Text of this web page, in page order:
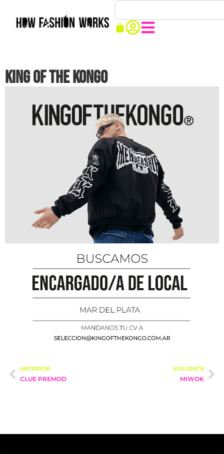
KING OF THE KONGO
ANTERIOR
CLUE PREMOD
SIGUIENTE
MIWOK